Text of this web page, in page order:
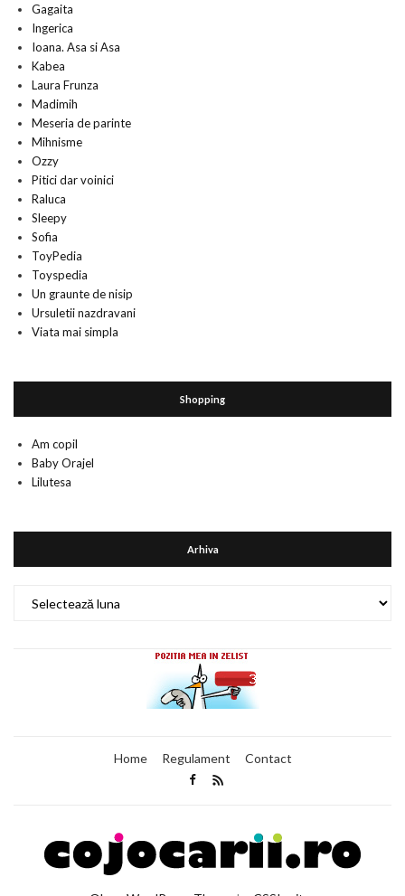
Gagaita
Ingerica
Ioana. Asa si Asa
Kabea
Laura Frunza
Madimih
Meseria de parinte
Mihnisme
Ozzy
Pitici dar voinici
Raluca
Sleepy
Sofia
ToyPedia
Toyspedia
Un graunte de nisip
Ursuletii nazdravani
Viata mai simpla
Shopping
Am copil
Baby Orajel
Lilutesa
Arhiva
Home Regulament Contact